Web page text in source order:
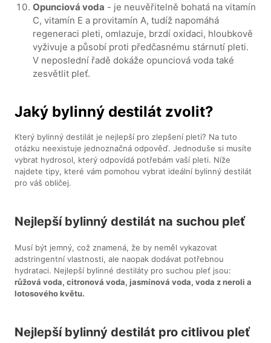
Opunciová voda - je neuvěřitelně bohatá na vitamín
C, vitamín E a provitamín A, tudíž napomáhá
regeneraci pleti, omlazuje, brzdí oxidaci, hloubkově
vyživuje a působí proti předčasnému stárnutí pleti.
V neposlední řadě dokáže opunciová voda také
zesvětlit pleť.
Jaký bylinný destilát zvolit?
Který bylinný destilát je nejlepší pro zlepšení pleti? Na tuto
otázku neexistuje jednoznačná odpověď. Jednoduše si musíte
vybrat hydrosol, který odpovídá potřebám vaší pleti. Níže
najdete tipy, které vám pomohou vybrat ideální bylinný destilát
pro váš obličej.
Nejlepší bylinný destilát na suchou pleť
Musí být jemný, což znamená, že by neměl vykazovat
adstringentní vlastnosti, ale naopak dodávat potřebnou
hydrataci. Nejlepší bylinné destiláty pro suchou pleť jsou:
růžová voda, citronová voda, jasmínová voda, voda z neroli a
lotosového květu.
Nejlepší bylinný destilát pro citlivou pleť